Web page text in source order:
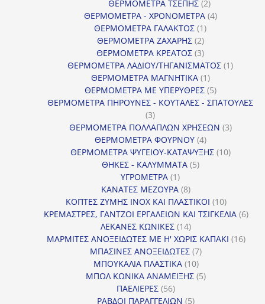
ΘΕΡΜΟΜΕΤΡΑ ΤΣΕΠΗΣ 22
προϊόντα
ΘΕΡΜΟΜΕΤΡΑ - ΧΡΟΝΟΜΕΤΡΑ 44
ΘΕΡΜΟΜΕΤΡΑ ΓΑΛΑΚΤΟΣ 11
προϊόν
ΘΕΡΜΟΜΕΤΡΑ ΖΑΧΑΡΗΣ 22
προϊόντα
ΘΕΡΜΟΜΕΤΡΑ ΚΡΕΑΤΟΣ 33
προϊόντα
ΘΕΡΜΟΜΕΤΡΑ ΛΑΔΙΟΥ/ΤΗΓΑΝΙΣΜΑΤΟΣ 11
ΘΕΡΜΟΜΕΤΡΑ ΜΑΓΝΗΤΙΚΑ 11
προϊόν
ΘΕΡΜΟΜΕΤΡΑ ΜΕ ΥΠΕΡΥΘΡΕΣ 55
προϊόντα
ΘΕΡΜΟΜΕΤΡΑ ΠΗΡΟΥΝΕΣ - ΚΟΥΤΑΛΕΣ - ΣΠΑΤΟΥΛΕΣ
33
προϊόντα
ΘΕΡΜΟΜΕΤΡΑ ΠΟΛΛΑΠΛΩΝ ΧΡΗΣΕΩΝ 33
ΘΕΡΜΟΜΕΤΡΑ ΦΟΥΡΝΟΥ 44
προϊόντα
ΘΕΡΜΟΜΕΤΡΑ ΨΥΓΕΙΟΥ-ΚΑΤΑΨΥΞΗΣ 1010
ΘΗΚΕΣ - ΚΑΛΥΜΜΑΤΑ 55
ΥΓΡΟΜΕΤΡΑ 11
προϊόν
ΚΑΝΑΤΕΣ ΜΕΖΟΥΡΑ 88
προϊόντα
ΚΟΠΤΕΣ ΖΥΜΗΣ INOX ΚΑΙ ΠΛΑΣΤΙΚΟΙ 1010
προϊόντα
ΚΡΕΜΑΣΤΡΕΣ, ΓΑΝΤΖΟΙ ΕΡΓΑΛΕΙΩΝ ΚΑΙ ΤΣΙΓΚΕΛΙΑ 66
ΛΕΚΑΝΕΣ ΚΩΝΙΚΕΣ 1414
προϊόντα
ΜΑΡΜΙΤΕΣ ΑΝΟΞΕΙΔΩΤΕΣ ΜΕ Η' ΧΩΡΙΣ ΚΑΠΑΚΙ 1616
ΜΠΑΣΙΝΕΣ ΑΝΟΞΕΙΔΩΤΕΣ 77
ΜΠΟΥΚΑΛΙΑ ΠΛΑΣΤΙΚΑ 1010
προϊόντα
ΜΠΩΛ ΚΩΝΙΚΑ ΑΝΑΜΕΙΞΗΣ 55
ΠΑΕΛΙΕΡΕΣ 5656
προϊόντα
ΡΑΒΔΟΙ ΠΑΡΑΓΓΕΛΙΩΝ 55